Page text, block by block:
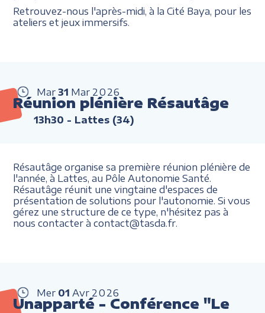
Retrouvez-nous l'après-midi, à la Cité Baya, pour les
ateliers et jeux immersifs.
Mar 31 Mar 2026
Réunion plénière Résautâge
13h30 - Lattes (34)
Résautâge organise sa première réunion plénière de
l'année, à Lattes, au Pôle Autonomie Santé.
Résautâge réunit une vingtaine d'espaces de
présentation de solutions pour l'autonomie. Si vous
gérez une structure de ce type, n'hésitez pas à
nous contacter à contact@tasda.fr.
Mer 01 Avr 2026
Unapparté - Conférence "Le